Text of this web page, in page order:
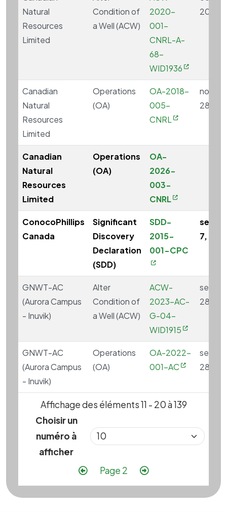
Natural
Resources
Limited
Condition of
a Well (ACW)
2020-
001-
CNRL-A-
68-
WID1936
2020
Canadian
Natural
Resources
Limited
Operations
(OA)
OA-2018-
005-
CNRL
28,
Canadian
Natural
Resources
Limited
Operations
(OA)
OA-
2026-
003-
CNRL
ConocoPhillips
Canada
Significant
Discovery
Declaration
(SDD)
SDD-
2015-
001-CPC
7,
GNWT-AC
(Aurora Campus
- Inuvik)
Alter
Condition of
a Well (ACW)
ACW-
2023-AC-
G-04-
WID1915
28,
GNWT-AC
(Aurora Campus
- Inuvik)
Operations
(OA)
OA-2022-
001-AC
28,
Affichage des éléments 11 - 20 à 139
Choisir un
numéro à
afficher
PaginationPage précédente
Page 2 Page suivante